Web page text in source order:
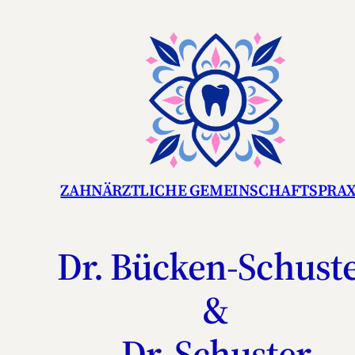
ZAHNÄRZTLICHE
Dr. Bücken-
&